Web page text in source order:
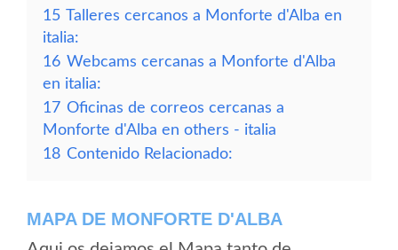
15 Talleres cercanos a Monforte d'Alba en
italia:
16 Webcams cercanas a Monforte d'Alba
en italia:
17 Oficinas de correos cercanas a
Monforte d'Alba en others - italia
18 Contenido Relacionado:
MAPA DE MONFORTE D'ALBA